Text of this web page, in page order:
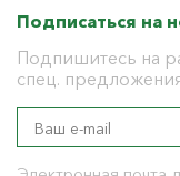
Подписаться на
Подпишитесь на
спец.